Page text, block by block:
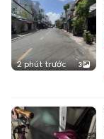
2 phút trước 3